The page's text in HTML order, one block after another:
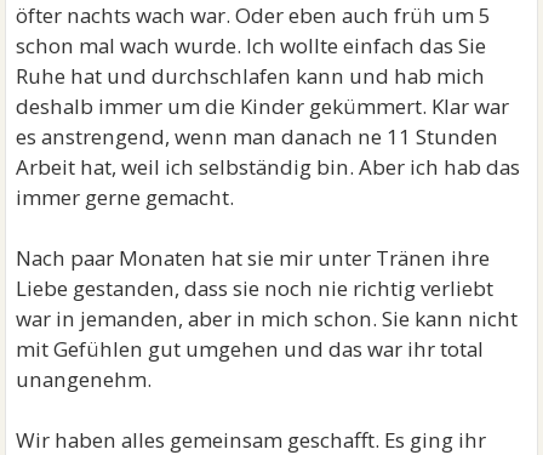
öfter nachts wach war. Oder eben auch früh um 5
schon mal wach wurde. Ich wollte einfach das Sie
Ruhe hat und durchschlafen kann und hab mich
deshalb immer um die Kinder gekümmert. Klar war
es anstrengend, wenn man danach ne 11 Stunden
Arbeit hat, weil ich selbständig bin. Aber ich hab das
immer gerne gemacht.
Nach paar Monaten hat sie mir unter Tränen ihre
Liebe gestanden, dass sie noch nie richtig verliebt
war in jemanden, aber in mich schon. Sie kann nicht
mit Gefühlen gut umgehen und das war ihr total
unangenehm.
Wir haben alles gemeinsam geschafft. Es ging ihr